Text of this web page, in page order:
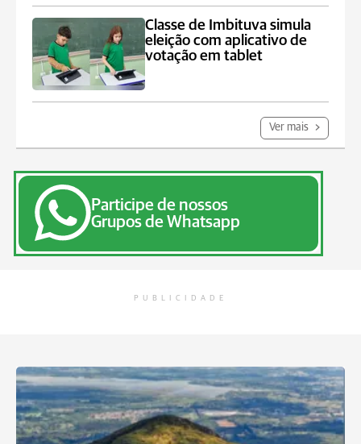
Classe de Imbituva simula
eleição com aplicativo de
votação em tablet
Ver mais
Participe de nossos
Grupos de Whatsapp
PUBLICIDADE